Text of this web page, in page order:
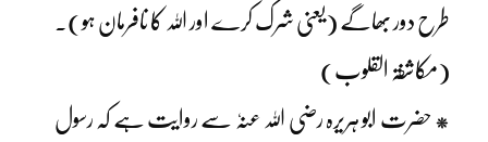
طرح دور بھاگے (یعنی شرک کرے اور اللہ کا نافرمان ہو)۔
(مکاشفۃ القلوب)
* حضرت ابو ہریرہ رضی اللہ عنہٗ سے روایت ہے کہ رسول